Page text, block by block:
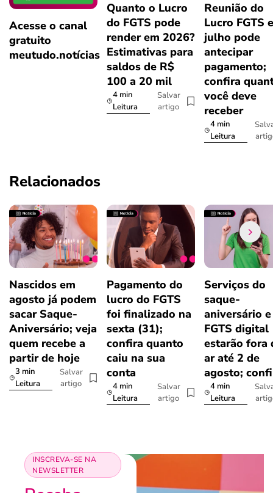
Acesse o canal
gratuito
meutudo.notícias
Quanto o Lucro
do FGTS pode
render em 2026?
Estimativas para
saldos de R$
100 a 20 mil
4 min
Leitura
Salvar
artigo
Reunião do
Lucro FGTS
julho pode
antecipar
pagamento;
confira
você deve
receber
4 min
Leitura
Relacionados
Nascidos em
agosto já podem
sacar Saque-
Aniversário; veja
quem recebe a
partir de hoje
3 min
Leitura
Salvar
artigo
Pagamento do
lucro do FGTS
foi finalizado na
sexta (31);
confira quanto
caiu na sua
conta
4 min
Leitura
Salvar
artigo
Serviços do
saque-
aniversário e
FGTS digital
estarão fora
ar até 2 de
agosto;
4 min
Leitura
INSCREVA-SE NA
NEWSLETTER